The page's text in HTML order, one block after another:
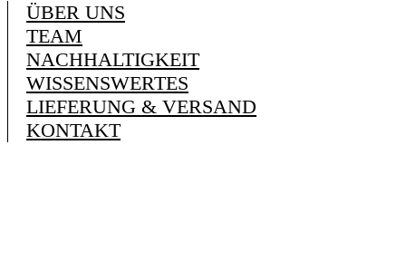
ÜBER UNS
TEAM
NACHHALTIGKEIT
WISSENSWERTES
LIEFERUNG & VERSAND
KONTAKT